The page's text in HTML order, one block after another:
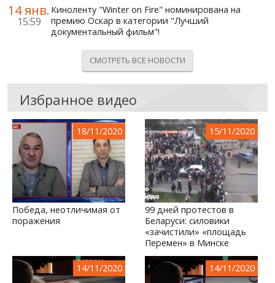
14 янв.
15:59
Киноленту "Winter on Fire" номинирована на
премию Оскар в категории "Лучший
документальный фильм"!
СМОТРЕТЬ ВСЕ НОВОСТИ
Избранное видео
18/11/2020
Победа, неотличимая от
поражения
15/11/2020
99 дней протестов в
Беларуси: силовики
«зачистили» «площадь
Перемен» в Минске
14/11/2020 14/11/2020